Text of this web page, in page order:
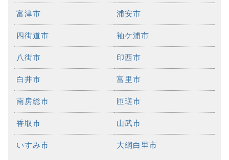
富津市 浦安市
四街道市 袖ケ浦市
八街市 印西市
白井市 富里市
南房総市 匝瑳市
香取市 山武市
いすみ市 大網白里市